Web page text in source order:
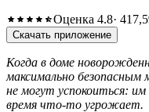
Оценка 4.8·
Скачать приложение
Когда в доме
максимально
не могут успокоиться:
время что-то угрожает.